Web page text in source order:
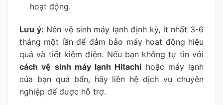
hoạt động.
Lưu ý: Nên vệ sinh máy lạnh định kỳ, ít nhất 3-6
tháng một lần để đảm bảo máy hoạt động hiệu
quả và tiết kiệm điện. Nếu bạn không tự tin với
cách vệ sinh máy lạnh Hitachi hoặc máy lạnh
của bạn quá bẩn, hãy liên hệ dịch vụ chuyên
nghiệp để được hỗ trợ.